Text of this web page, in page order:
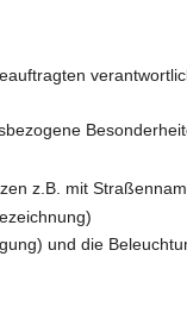
z.B. mit
und die